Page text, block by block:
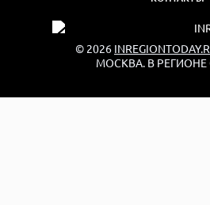
© 2026
МОСКВА. В РЕГИОНЕ